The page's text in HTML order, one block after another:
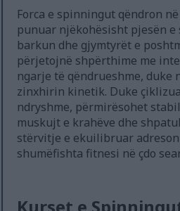
Forca e spinningut qëndron
punuar njëkohësisht pjesën
barkun dhe gjymtyrët e
përjetojnë shpërthime me
ngarje të qëndrueshme, duke
zinxhirin kinetik. Duke
ndryshme, përmirësohet
muskujt e krahëve dhe
stërvitje e ekuilibruar
shumëfishta fitnesi në çdo